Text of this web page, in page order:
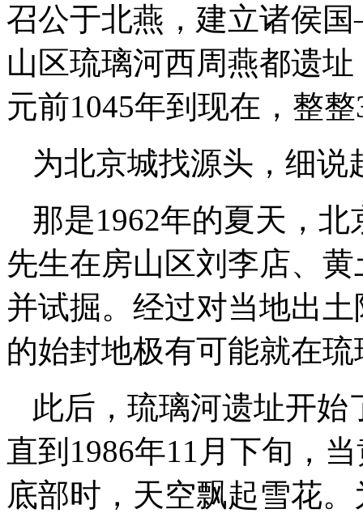
召公于北燕，建立诸侯
山区琉璃河西周燕都遗
元前1045年到现在，整
为北京城找源头，细
那是1962年的夏天，
先生在房山区刘李店、
并试掘。经过对当地出
的始封地极有可能就在琉
此后，琉璃河遗址开
直到1986年11月下旬，
底部时，天空飘起雪花